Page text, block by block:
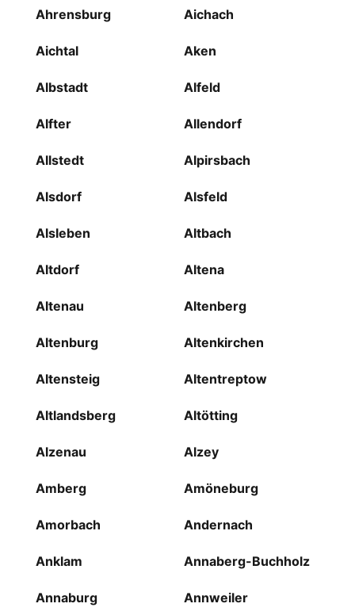
Ahrensburg Aichach
Aichtal Aken
Albstadt Alfeld
Alfter Allendorf
Allstedt Alpirsbach
Alsdorf Alsfeld
Alsleben Altbach
Altdorf Altena
Altenau Altenberg
Altenburg Altenkirchen
Altensteig Altentreptow
Altlandsberg Altötting
Alzenau Alzey
Amberg Amöneburg
Amorbach Andernach
Anklam Annaberg-Buchholz
Annaburg Annweiler